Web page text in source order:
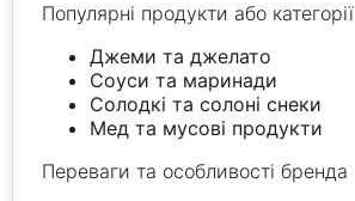
Популярні продукти або категорії
Джеми та джелато
Соуси та маринади
Солодкі та солоні снеки
Мед та мусові продукти
Переваги та особливості бренда